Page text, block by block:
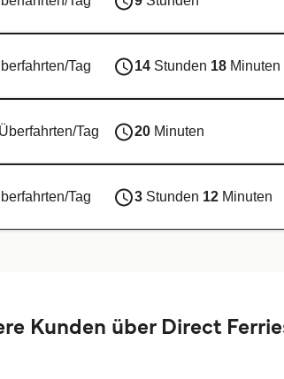
Tag 14 Stunden 18 Minuten
Tag 20 Minuten
Tag 3 Stunden 12 Minuten
Kunden über Direct